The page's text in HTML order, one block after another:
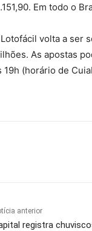
Em todo o
volta a ser
As apostas
19h (horário de
anterior
registra